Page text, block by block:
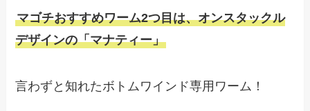
マゴチおすすめワーム2つ目は、オンスタックル
デザインの「マナティー」
言わずと知れたボトムワインド専用ワーム！